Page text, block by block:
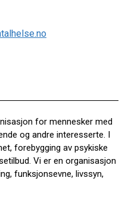
for mennesker med
og andre interesserte. I
forebygging av psykiske
Vi er en organisasjon
funksjonsevne, livssyn,